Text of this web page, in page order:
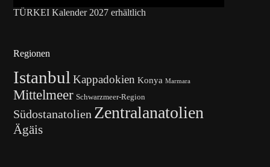
TÜRKEI Kalender 2027 erhältlich
Regionen
Istanbul Kappadokien Konya Marmara
Mittelmeer Schwarzmeer-Region
Südostanatolien Zentralanatolien
Ägäis